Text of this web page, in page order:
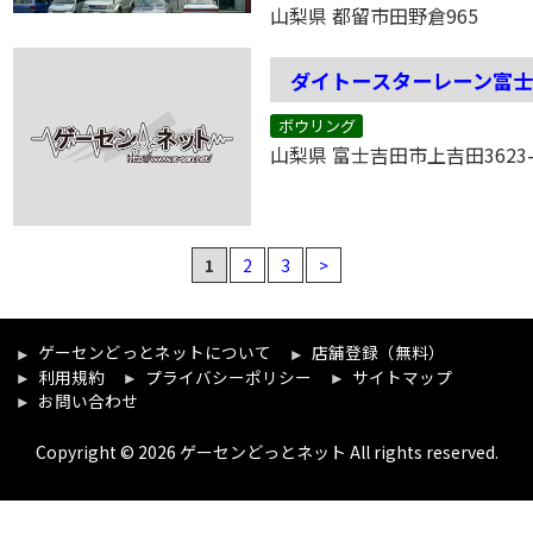
山梨県 都留市田野倉965
ダイトースターレーン富
ボウリング
山梨県 富士吉田市上吉田
1 2 3 >
ゲーセンどっとネットについて
店舗登録（無料）
利用規約
プライバシーポリシー
サイトマップ
お問い合わせ
Copyright © 2026 ゲーセンどっとネット All rights reserved.